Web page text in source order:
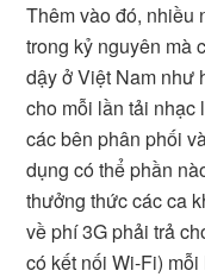
Thêm vào đó, nhiều
trong kỷ nguyên mà
dậy ở Việt Nam như
cho mỗi lần tải nhạc
các bên phân phối
dụng có thể phần
thưởng thức các ca
về phí 3G phải trả
có kết nối Wi-Fi)